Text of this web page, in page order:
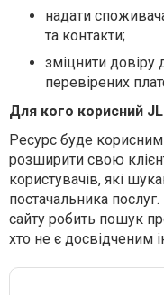
надати
та контакти;
зміцнити довіру
перевірених
Для кого корисний
Ресурс буде корисним
розширити свою
користувачів, які
постачальника
сайту робить пошук
хто не є досвідченим